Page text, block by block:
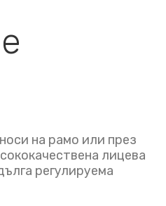
на рамо или през
лицева
регулируема